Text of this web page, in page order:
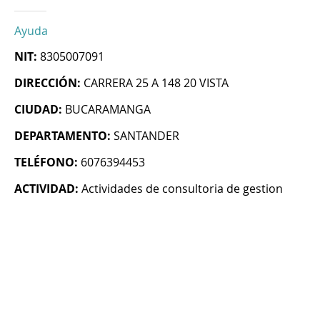
Ayuda
NIT: 8305007091
DIRECCIÓN: CARRERA 25 A 148 20 VISTA
CIUDAD: BUCARAMANGA
DEPARTAMENTO: SANTANDER
TELÉFONO: 6076394453
ACTIVIDAD: Actividades de consultoria de gestion